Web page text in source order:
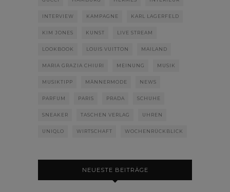
INTERVIEW KAMPAGNE KARL LAGERFELD
KIM JONES KUNST LIVE STREAM
LOOKBOOK LOUIS VUITTON MAILAND
MARIA GRAZIA CHIURI MEINUNG MUSIK
MUSIKTIPP MÄNNERMODE NEWS
PARFUM PARIS PRADA SCHUHE
SNEAKER TASCHEN VERLAG UHREN
UNIQLO WIRTSCHAFT WOCHENRÜCKBLICK
NEUESTE BEITRÄGE